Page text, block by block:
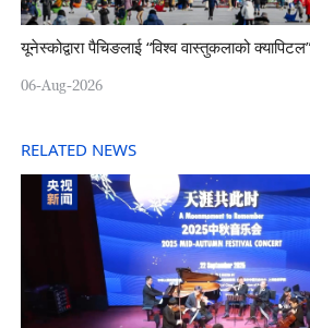
यूनेस्कोद्वारा पैचिङलाई “विश्व वास्तुकलाको
06-Aug-2026
RELATED NEWS